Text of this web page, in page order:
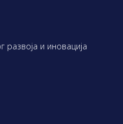
развоја и иновација